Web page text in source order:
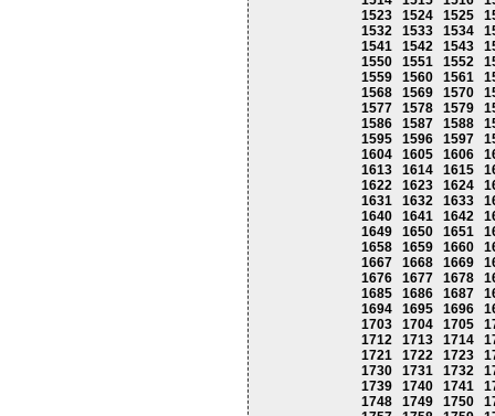
1523
1524 1525
1532
1533 1534
1541
1542 1543
1550
1551 1552
1559
1560 1561
1568
1569 1570
1577
1578 1579
1586
1587 1588
1595
1596 1597
1604
1605 1606
1613
1614 1615
1622
1623 1624
1631
1632 1633
1640
1641 1642
1649
1650 1651
1658
1659 1660
1667
1668 1669
1676
1677 1678
1685
1686 1687
1694
1695 1696
1703
1704 1705
1712
1713 1714
1721
1722 1723
1730
1731 1732
1739
1740 1741
1748
1749 1750